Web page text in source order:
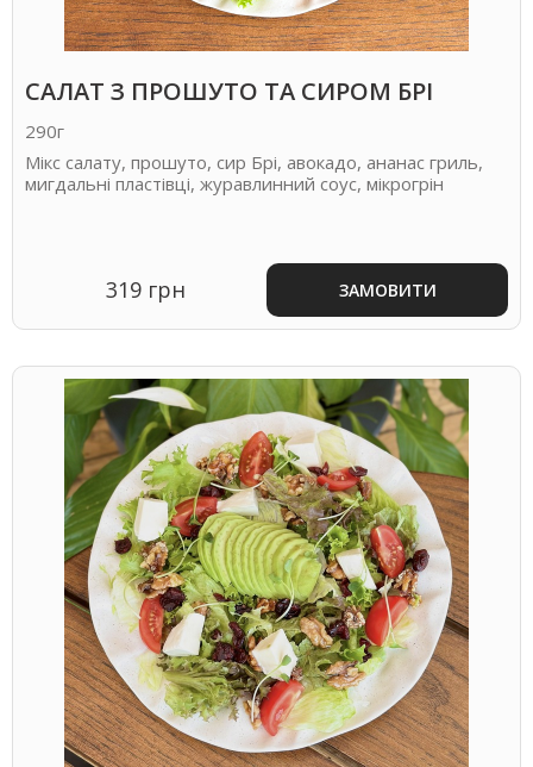
САЛАТ З ПРОШУТО ТА СИРОМ БРІ
290г
Мікс салату, прошуто, сир Брі, авокадо, ананас гриль,
мигдальні пластівці, журавлинний соус, мікрогрін
319 грн ЗАМОВИТИ